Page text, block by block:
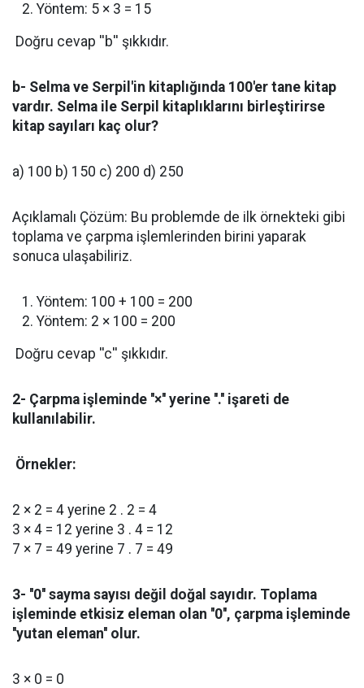
Yöntem: 5 × 3 = 15
Doğru cevap ''b'' şıkkıdır.
b- Selma ve Serpil'in kitaplığında 100'er tane kitap
vardır. Selma ile Serpil kitaplıklarını birleştirirse
kitap sayıları kaç olur?
a) 100 b) 150 c) 200 d) 250
Açıklamalı Çözüm: Bu problemde de ilk örnekteki gibi
toplama ve çarpma işlemlerinden birini yaparak
sonuca ulaşabiliriz.
Yöntem: 100 + 100 = 200
Yöntem: 2 × 100 = 200
Doğru cevap ''c'' şıkkıdır.
2- Çarpma işleminde ''×'' yerine ''.'' işareti de
kullanılabilir.
Örnekler:
2 × 2 = 4 yerine 2 . 2 = 4
3 × 4 = 12 yerine 3 . 4 = 12
7 × 7 = 49 yerine 7 . 7 = 49
3- ''0'' sayma sayısı değil doğal sayıdır. Toplama
işleminde etkisiz eleman olan ''0'', çarpma işleminde
''yutan eleman'' olur.
3 × 0 = 0